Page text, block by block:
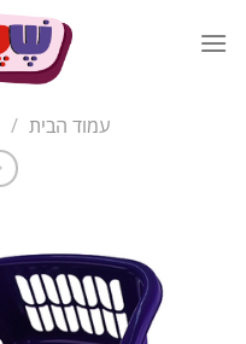
עמוד הבית /